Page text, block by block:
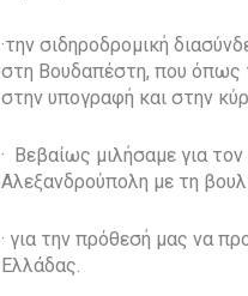
·την σιδηροδρομική
στη Βουδαπέστη, που όπως
στην υπογραφή και στην
· Βεβαίως μιλήσαμε για
Αλεξανδρούπολη με τη
· για την πρόθεσή μας να
Ελλάδας.